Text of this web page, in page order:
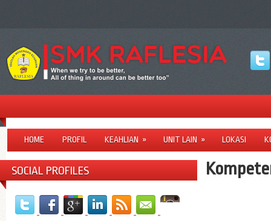
HOME PROFIL KEAHLIAN » UNIT LAIN » LOKASI
SOCIAL PROFILES